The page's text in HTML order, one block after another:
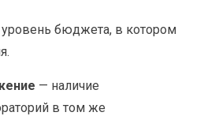
бюджета, в котором
— наличие
в том же